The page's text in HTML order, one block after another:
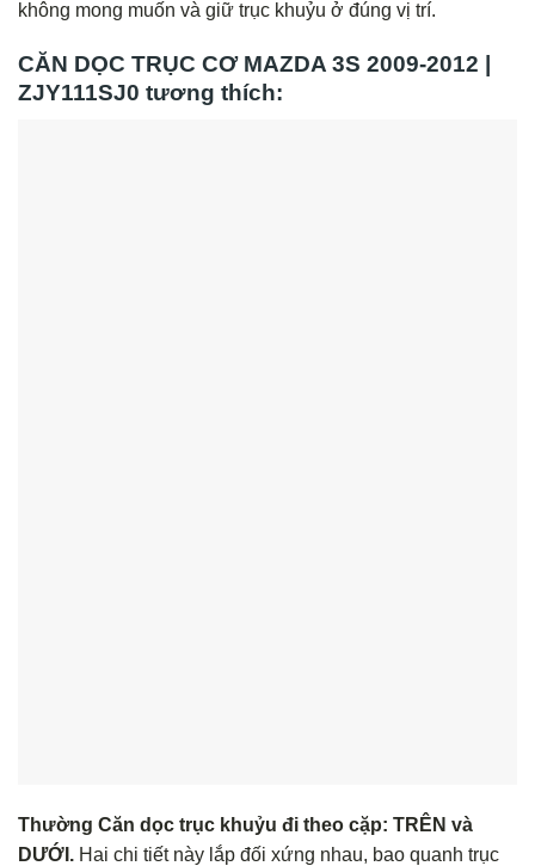
không mong muốn và giữ trục khuỷu ở đúng vị trí.
CĂN DỌC TRỤC CƠ MAZDA 3S 2009-2012 |
ZJY111SJ0 tương thích:
Thường Căn dọc trục khuỷu đi theo cặp: TRÊN và
DƯỚI. Hai chi tiết này lắp đối xứng nhau, bao quanh trục